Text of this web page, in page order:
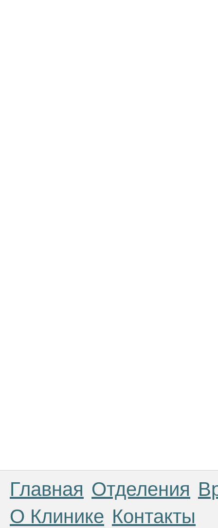
Главная Отделения
О Клинике Контакты